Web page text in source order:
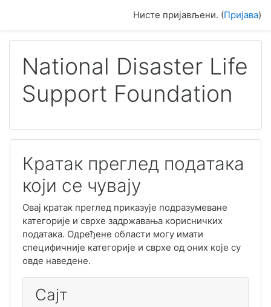
Нисте пријављени. (Пријава)
National Disaster Life
Support Foundation
Кратак преглед података
који се чувају
Овај кратак преглед приказује подразумеване
категорије и сврхе задржавања корисничких
података. Одређене области могу имати
специфичније категорије и сврхе од оних које су
овде наведене.
Сајт